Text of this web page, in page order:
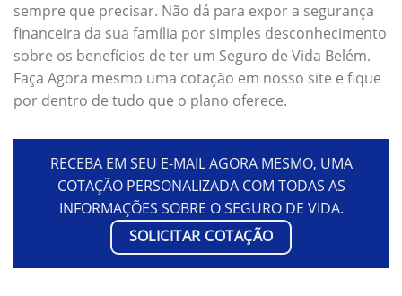
sempre que precisar. Não dá para expor a segurança
financeira da sua família por simples desconhecimento
sobre os benefícios de ter um Seguro de Vida Belém.
Faça Agora mesmo uma cotação em nosso site e fique
por dentro de tudo que o plano oferece.
RECEBA EM SEU E-MAIL AGORA MESMO, UMA
COTAÇÃO PERSONALIZADA COM TODAS AS
INFORMAÇÕES SOBRE O SEGURO DE VIDA.
SOLICITAR COTAÇÃO